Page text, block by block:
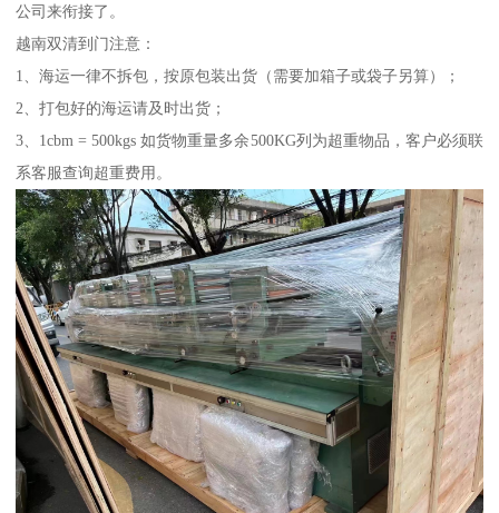
公司来衔接了。
越南双清到门注意：
1、海运一律不拆包，按原包装出货（需要加箱子或袋子另算）；
2、打包好的海运请及时出货；
3、1cbm = 500kgs 如货物重量多余500KG列为超重物品，客户必须联
系客服查询超重费用。